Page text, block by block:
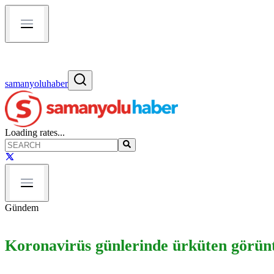
samanyoluhaber
Loading rates...
Gündem
Koronavirüs günlerinde ürküten